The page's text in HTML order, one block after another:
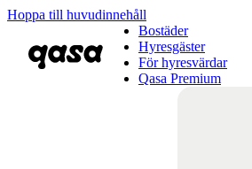
Hoppa till huvudinnehåll
Bostäder
Hyresgäster
För hyresvärdar
Qasa Premium